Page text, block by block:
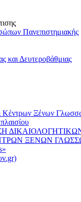
Πανεπιστημιακής
και Δευτεροβάθμιας
Κέντρων Ξένων
ΞΕΝΩΝ